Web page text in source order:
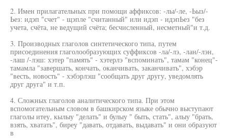
2. Имен прилагательных при помощи аффиксов: -лы/-ле, -Ьыз/-
Ьез: идэп "счет" - щэпле "считанный" или идэп - идэпЬез "без
учета, счёта, не ведущий счёта; бесчисленный, несметный"и т.д.
3. Производных глаголов синтетического типа, путем
присоединения глаголообразующих суффиксов -ла/-лэ, -лан/-лэн,
-лаш /-лэш: хэтер "память" - хэтерлэ "вспоминать", тамам "конец"-
тамамла "завершать, кончать, оканчивать, заканчивать", хэбэр
"весть, новость" - хэбэрлэш "сообщать друг другу, уведомлять
друг друга" и т.п.
4. Сложных глаголов аналитического типа. При этом
вспомогательным словом в башкирском языке обычно выступают
глаголы итеу, кылыу "делать" и булыу " быть, стать", алыу "брать,
взять, хватать", биреу "давать, отдавать, выдавать" и они образуют
в